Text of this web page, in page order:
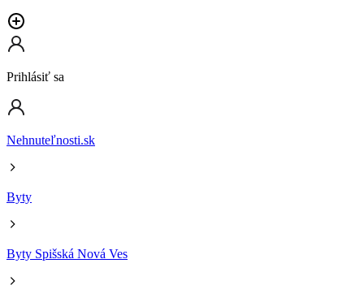
Prihlásiť sa
Nehnuteľnosti.sk
Byty
Byty Spišská Nová Ves